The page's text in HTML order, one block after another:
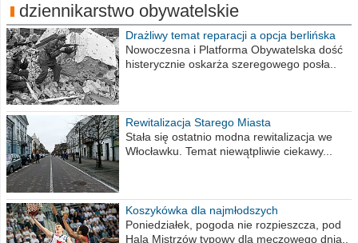
dziennikarstwo obywatelskie
Drażliwy temat reparacji a opcja berlińska
Nowoczesna i Platforma Obywatelska dość
histerycznie oskarża szeregowego posła..
Rewitalizacja Starego Miasta
Stała się ostatnio modna rewitalizacja we
Włocławku. Temat niewątpliwie ciekawy...
Koszykówka dla najmłodszych
Poniedziałek, pogoda nie rozpieszcza, pod
Halą Mistrzów typowy dla meczowego dnia..